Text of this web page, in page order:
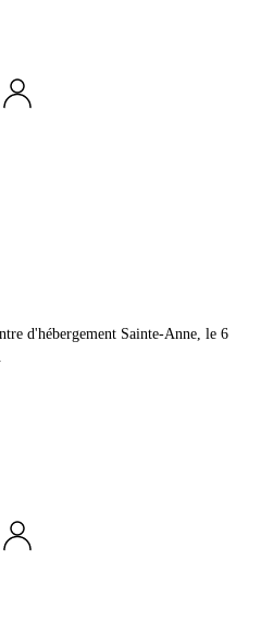
d'hébergement Sainte-Anne, le 6